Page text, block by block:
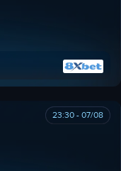
23:30 - 07/08